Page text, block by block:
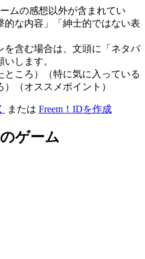
ムの感想以外が含まれてい
的な内容」「紳士的ではない表
を含む場合は、文頭に「ネタバ
します。
ころ）（特に気に入っている
（オススメポイント）
または Freem！IDを作成
ゲーム